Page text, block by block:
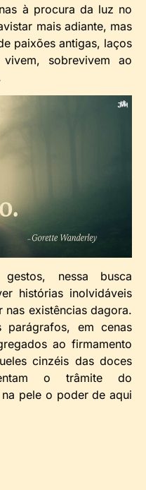
à procura da luz no
mais adiante, mas
paixões antigas, laços
sobrevivem ao
nessa busca
histórias inolvidáveis
existências dagora.
parágrafos, em cenas
ao firmamento
cinzéis das doces
o trâmite do
pele o poder de aqui